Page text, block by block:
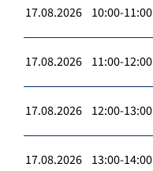
17.08.2026 10:00-11:00
17.08.2026 11:00-12:00
17.08.2026 12:00-13:00
17.08.2026 13:00-14:00